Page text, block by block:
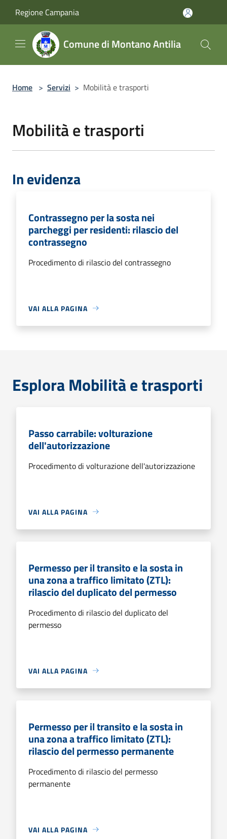
Regione Campania
Comune di Montano Antilia
Home > Servizi > Mobilità e trasporti
Mobilità e trasporti
In evidenza
Contrassegno per la sosta nei
parcheggi per residenti: rilascio del
contrassegno
Procedimento di rilascio del contrassegno
VAI ALLA PAGINA
Esplora Mobilità e trasporti
Passo carrabile: volturazione
dell'autorizzazione
Procedimento di volturazione dell'autorizzazione
VAI ALLA PAGINA
Permesso per il transito e la sosta in
una zona a traffico limitato (ZTL):
rilascio del duplicato del permesso
Procedimento di rilascio del duplicato del
permesso
VAI ALLA PAGINA
Permesso per il transito e la sosta in
una zona a traffico limitato (ZTL):
rilascio del permesso permanente
Procedimento di rilascio del permesso
permanente
VAI ALLA PAGINA